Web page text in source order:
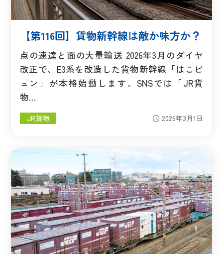
【第116回】貨物新幹線は敵か味方か？
点の速達と面の大量輸送 2026年3月のダイヤ
改正で、E3系を改造した貨物新幹線「はこビ
ュン」が本格始動します。SNSでは「JR貨
物…
JR貨物 2026年3月1日